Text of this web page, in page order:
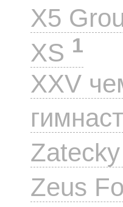
X5
XS 1
XXV
Zeus